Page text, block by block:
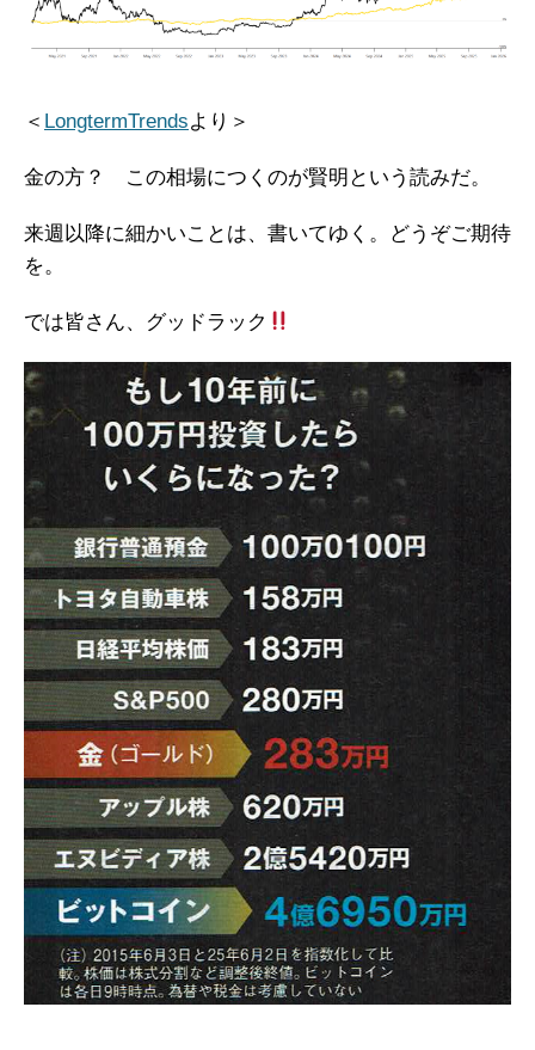
＜ LongtermTrendsより＞
金の方？ この相場につくのが賢明という読みだ。
来週以降に細かいことは、書いてゆく。どうぞご期待
を。
では皆さん、グッドラック